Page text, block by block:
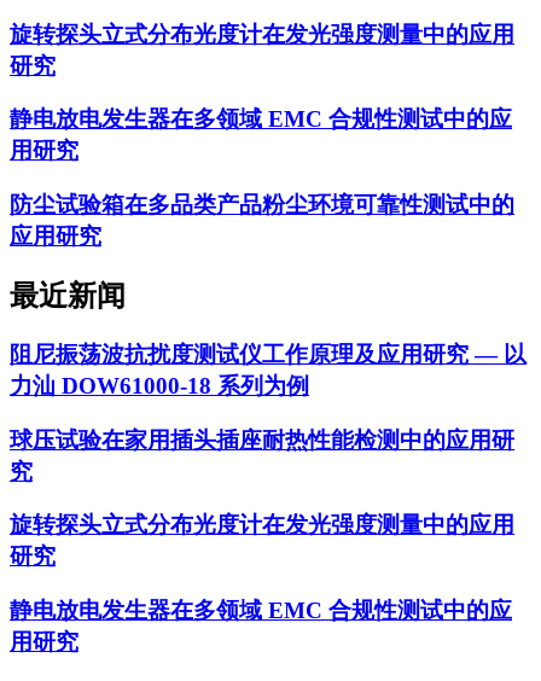
旋转探头立式分布光度计在发光强度测量中的应用
研究
静电放电发生器在多领域 EMC 合规性测试中的应
用研究
防尘试验箱在多品类产品粉尘环境可靠性测试中的
应用研究
最近新闻
阻尼振荡波抗扰度测试仪工作原理及应用研究 — 以
力汕 DOW61000-18 系列为例
球压试验在家用插头插座耐热性能检测中的应用研
究
旋转探头立式分布光度计在发光强度测量中的应用
研究
静电放电发生器在多领域 EMC 合规性测试中的应
用研究